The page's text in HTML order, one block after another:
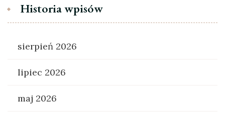
Historia wpisów
sierpień 2026
lipiec 2026
maj 2026